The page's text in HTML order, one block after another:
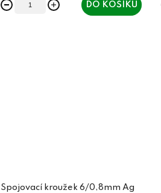
DO KOŠÍKU
Spojovací kroužek 6/0,8mm Ag